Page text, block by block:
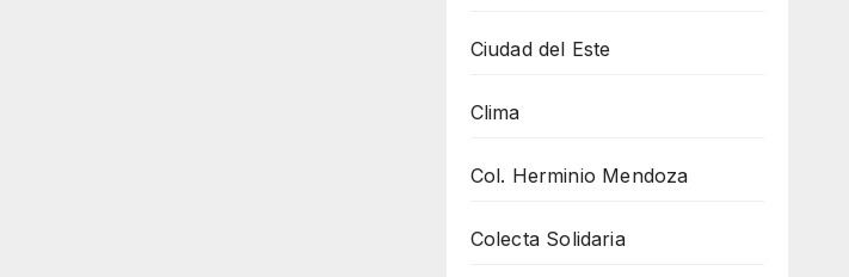
Ciudad del Este
Clima
Col. Herminio Mendoza
Colecta Solidaria